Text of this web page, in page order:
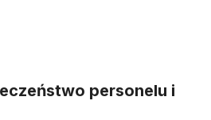
personelu i